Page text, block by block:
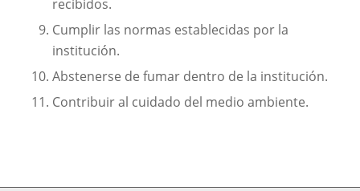
recibidos.
Cumplir las normas establecidas por la
institución.
Abstenerse de fumar dentro de la institución.
Contribuir al cuidado del medio ambiente.